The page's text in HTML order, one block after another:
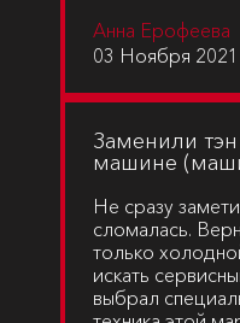
Анна Ерофеева
03 Ноября 2021
Заменили
машине
Не сразу
сломалась.
только
искать
выбрал